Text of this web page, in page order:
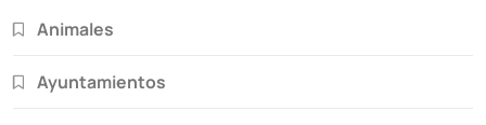
Animales
Ayuntamientos